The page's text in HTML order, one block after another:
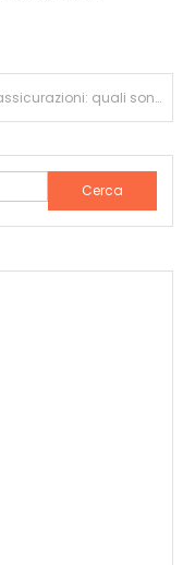
BCC assicurazioni: quali sono i suoi prodotti e servizi? E le opinioni dei clienti?
Ricerca
per: